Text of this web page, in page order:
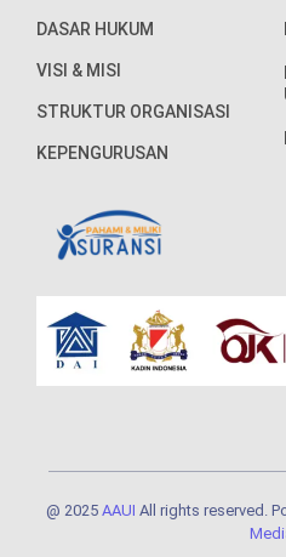
DASAR HUKUM
VISI & MISI
STRUKTUR ORGANISASI
KEPENGURUSAN
@ 2025 AAUI All rights reserved.